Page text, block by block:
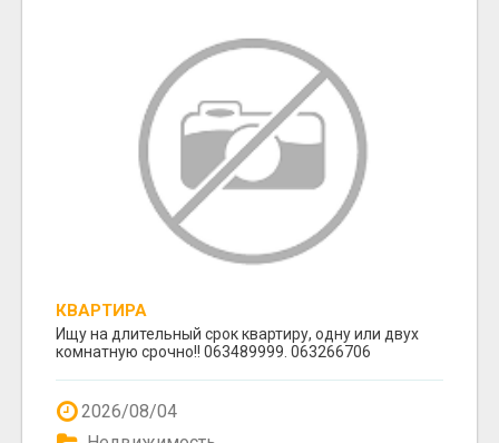
КВАРТИРА
Ищу на длительный срок квартиру, одну или двух
комнатную срочно!! 063489999. 063266706
2026/08/04